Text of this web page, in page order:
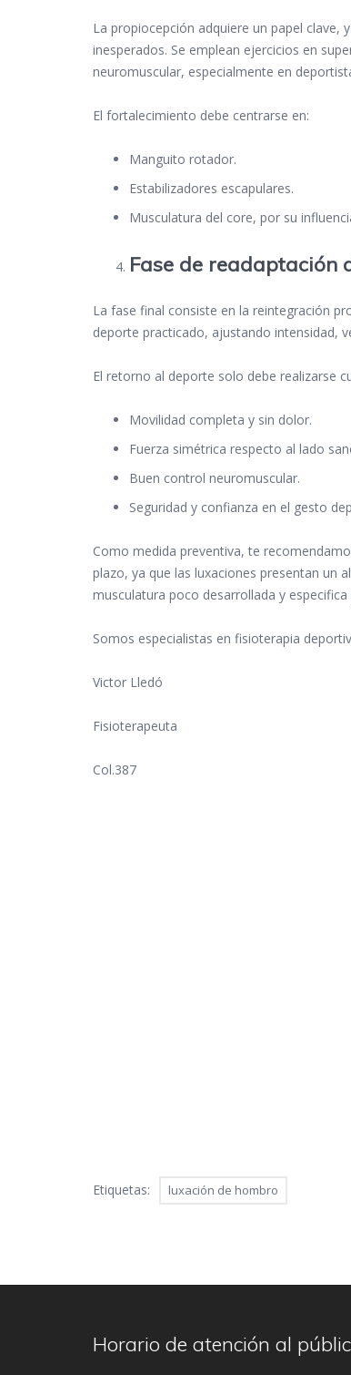
La propiocepción adquiere un papel
inesperados. Se emplean ejercicios en
neuromuscular, especialmente en
El fortalecimiento debe centrarse en:
Manguito rotador.
Estabilizadores escapulares.
Musculatura del core, por su
Fase de readaptación
La fase final consiste en la reintegración
deporte practicado, ajustando intensidad,
El retorno al deporte solo debe realizarse
Movilidad completa y sin dolor.
Fuerza simétrica respecto al lado
Buen control neuromuscular.
Seguridad y confianza en el gesto
Como medida preventiva, te
plazo, ya que las luxaciones presentan un
musculatura poco desarrollada y
Somos especialistas en fisioterapia
Victor Lledó
Fisioterapeuta
Col.387
Etiquetas: luxación de hombro
Horario de atención al